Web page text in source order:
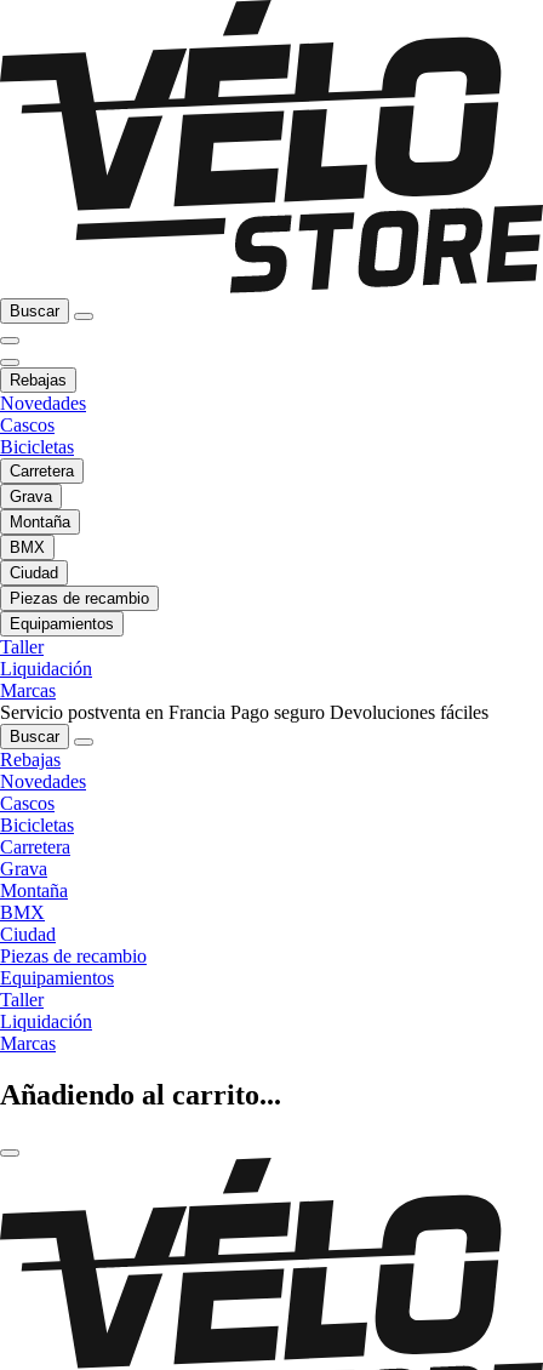
Buscar
Rebajas
Novedades
Cascos
Bicicletas
Carretera
Grava
Montaña
BMX
Ciudad
Piezas de recambio
Equipamientos
Taller
Liquidación
Marcas
Servicio postventa en Francia Pago seguro Devoluciones fáciles
Buscar
Rebajas
Novedades
Cascos
Bicicletas
Carretera
Grava
Montaña
BMX
Ciudad
Piezas de recambio
Equipamientos
Taller
Liquidación
Marcas
Añadiendo al carrito...